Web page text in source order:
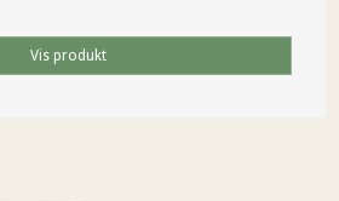
Vis produkt